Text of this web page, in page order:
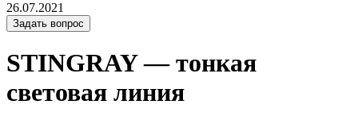
26.07.2021
Задать вопрос
STINGRAY — тонкая
световая линия